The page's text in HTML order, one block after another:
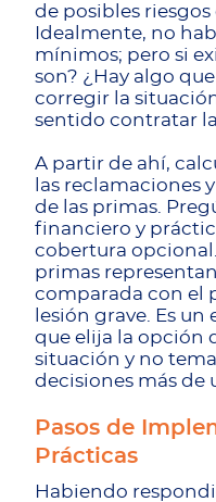
de posibles riesgos
Idealmente, no
mínimos; pero si
son? ¿Hay algo
corregir la
sentido contratar
A partir de ahí,
las reclamaciones
de las primas.
financiero y
cobertura
primas
comparada con el
lesión grave. Es
que elija la opción
situación y no
decisiones más de
Pasos de
Prácticas
Habiendo